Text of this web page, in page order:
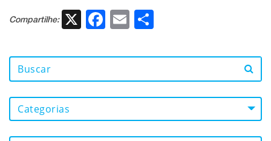
Compartilhe: X Facebook
Email
Categorias